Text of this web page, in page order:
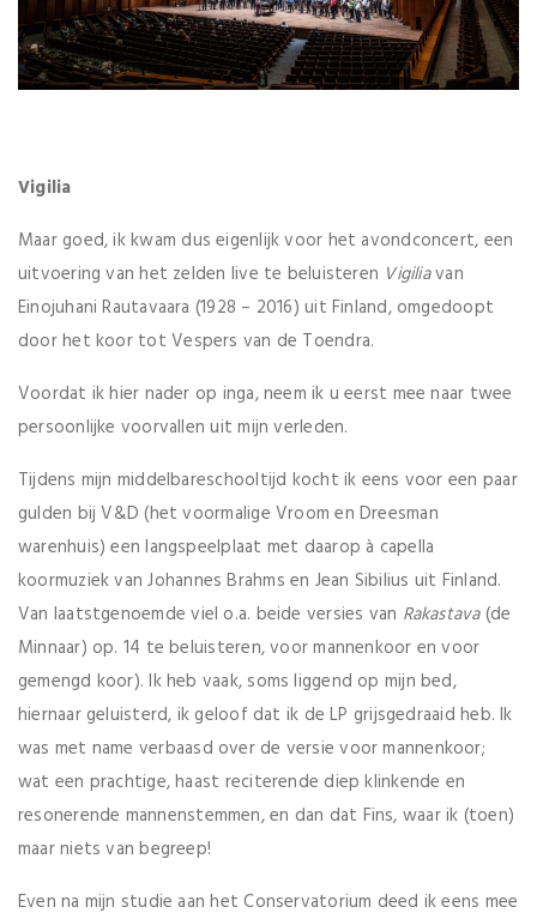
Vigilia
Maar goed, ik kwam dus eigenlijk voor het avondconcert, een
uitvoering van het zelden live te beluisteren Vigiliavan
Einojuhani Rautavaara (1928 – 2016) uit Finland, omgedoopt
door het koor tot Vespers van de Toendra.
Voordat ik hier nader op inga, neem ik u eerst mee naar twee
persoonlijke voorvallen uit mijn verleden.
Tijdens mijn middelbareschooltijd kocht ik eens voor een paar
gulden bij V&D (het voormalige Vroom en Dreesman
warenhuis) een langspeelplaat met daarop à capella
koormuziek van Johannes Brahms en Jean Sibilius uit Finland.
Van laatstgenoemde viel o.a. beide versies van Rakastava(de
Minnaar) op. 14 te beluisteren, voor mannenkoor en voor
gemengd koor). Ik heb vaak, soms liggend op mijn bed,
hiernaar geluisterd, ik geloof dat ik de LP grijsgedraaid heb. Ik
was met name verbaasd over de versie voor mannenkoor;
wat een prachtige, haast reciterende diep klinkende en
resonerende mannenstemmen, en dan dat Fins, waar ik (toen)
maar niets van begreep!
Even na mijn studie aan het Conservatorium deed ik eens mee